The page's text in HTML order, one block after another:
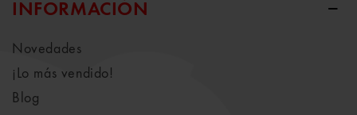
INFORMACIÓN
Novedades
¡Lo más vendido!
Blog